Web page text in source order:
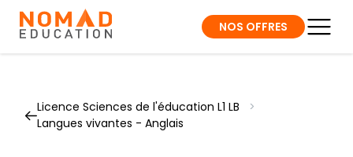
NOS OFFRES
Licence Sciences de l'éducation L1 LB
>
Langues vivantes - Anglais